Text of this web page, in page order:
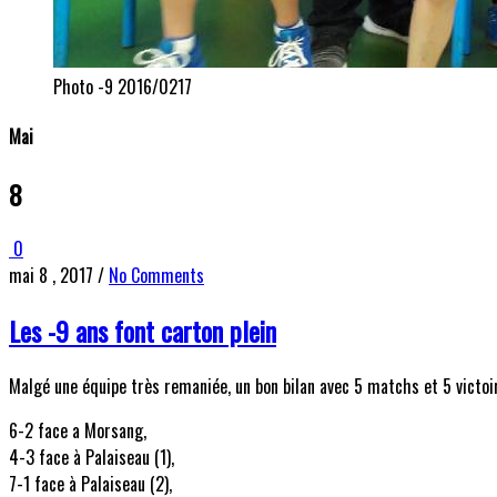
Photo -9 2016/0217
Mai
8
0
mai 8 , 2017 / No Comments
Les -9 ans font carton plein
Malgé une équipe très remaniée, un bon bilan avec 5 matchs et 5
6-2 face a Morsang,
4-3 face à Palaiseau (1),
7-1 face à Palaiseau (2),